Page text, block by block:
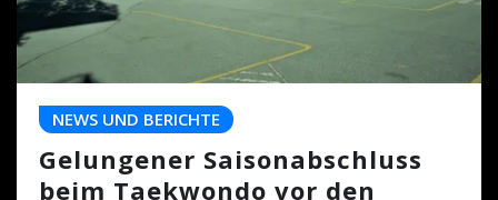
NEWS UND BERICHTE
Gelungener Saisonabschluss
beim Taekwondo vor den